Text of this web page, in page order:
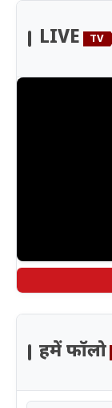
LIVE TV
हमें फॉलो